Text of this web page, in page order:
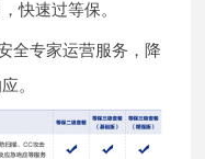
快速过等保。
全专家运营服务，降
。